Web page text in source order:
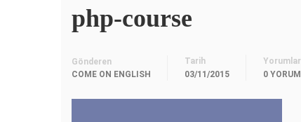
php-course
Gönderen
COME ON ENGLISH
Tarih
03/11/2015
Yorumlar
0 YORUM